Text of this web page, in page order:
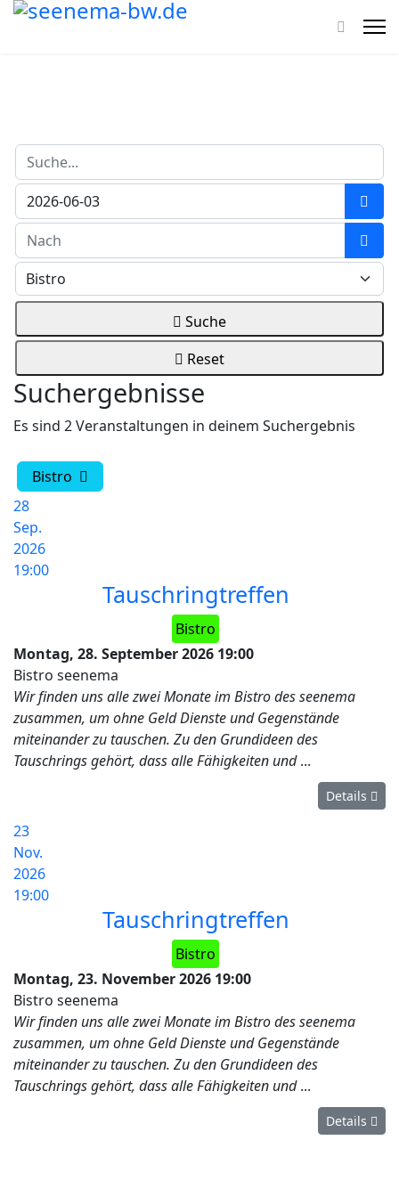
Suche...
Suche
Reset
Suchergebnisse
Es sind 2 Veranstaltungen in deinem Suchergebnis
Bistro
28
Sep.
2026
19:00
Tauschringtreffen
Bistro
Montag, 28. September 2026 19:00
Bistro seenema
Wir finden uns alle zwei Monate im Bistro des seenema
zusammen, um ohne Geld Dienste und Gegenstände
miteinander zu tauschen. Zu den Grundideen des
Tauschrings gehört, dass alle Fähigkeiten und...
Details
23
Nov.
2026
19:00
Tauschringtreffen
Bistro
Montag, 23. November 2026 19:00
Bistro seenema
Wir finden uns alle zwei Monate im Bistro des seenema
zusammen, um ohne Geld Dienste und Gegenstände
miteinander zu tauschen. Zu den Grundideen des
Tauschrings gehört, dass alle Fähigkeiten und...
Details